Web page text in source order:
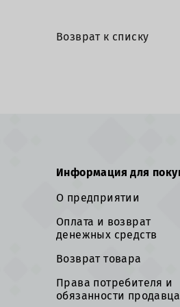
Возврат к списку
Информация для
О предприятии
Оплата и возврат
денежных средств
Возврат товара
Права потребителя и
обязанности продавца